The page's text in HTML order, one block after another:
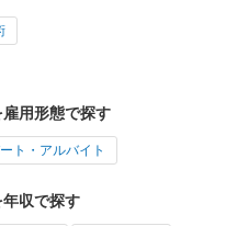
用形態で探す
ト・アルバイト
収で探す